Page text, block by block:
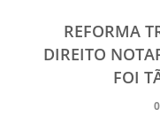
REFORMA
DIREITO
FOI